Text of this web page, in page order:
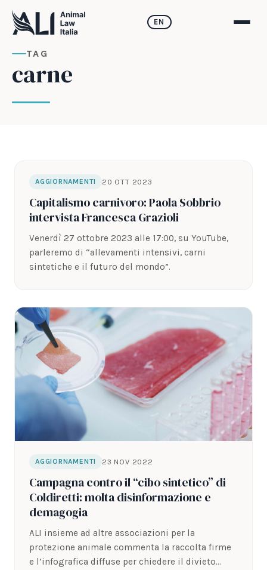
EN
TAG
carne
AGGIORNAMENTI 20 OTT 2023
Capitalismo carnivoro: Paola Sobbrio
intervista Francesca Grazioli
Venerdì 27 ottobre 2023 alle 17:00, su YouTube,
parleremo di “allevamenti intensivi, carni
sintetiche e il futuro del mondo”.
AGGIORNAMENTI 23 NOV 2022
Campagna contro il “cibo sintetico” di
Coldiretti: molta disinformazione e
demagogia
ALI insieme ad altre associazioni per la
protezione animale commenta la raccolta firme
e l’infografica diffuse per chiedere il divieto…